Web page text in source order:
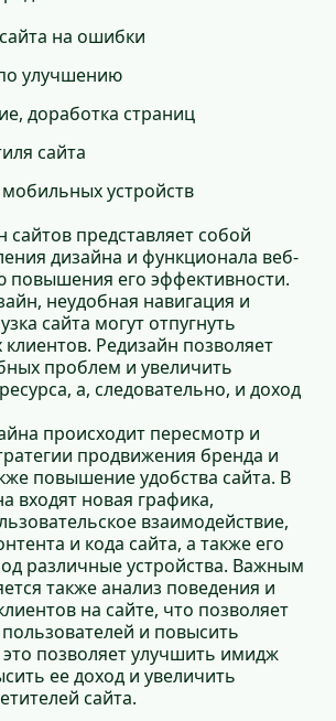
на ошибки
улучшению
доработка страниц
сайта
устройств
сайтов представляет собой
дизайна и функционала веб-
повышения его эффективности.
неудобная навигация и
сайта могут отпугнуть
Редизайн позволяет
проблем и увеличить
а, следовательно, и доход
происходит пересмотр и
продвижения бренда и
повышение удобства сайта. В
входят новая графика,
взаимодействие,
и кода сайта, а также его
различные устройства. Важным
также анализ поведения и
на сайте, что позволяет
и повысить
позволяет улучшить имидж
ее доход и увеличить
сайта.